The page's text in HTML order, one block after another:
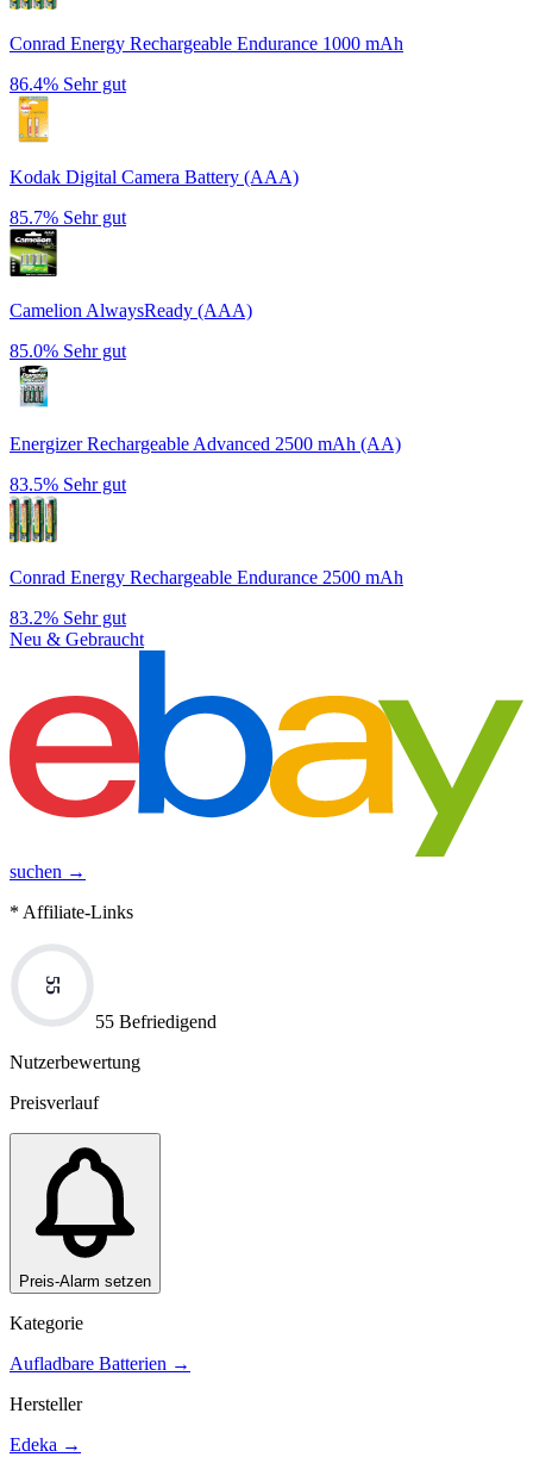
Conrad Energy Rechargeable Endurance 1000 mAh
86.4% Sehr gut
Kodak Digital Camera Battery (AAA)
85.7% Sehr gut
Camelion AlwaysReady (AAA)
85.0% Sehr gut
Energizer Rechargeable Advanced 2500 mAh (AA)
83.5% Sehr gut
Conrad Energy Rechargeable Endurance 2500 mAh
83.2% Sehr gut
Neu & Gebraucht
suchen →
* Affiliate-Links
55
55 Befriedigend
Nutzerbewertung
Preisverlauf
Preis-Alarm setzen
Kategorie
Aufladbare Batterien →
Hersteller
Edeka →